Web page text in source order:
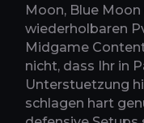
Moon, Blue
wiederholbaren
Midgame
nicht, dass Ihr in
Unterstuetzung
schlagen hart